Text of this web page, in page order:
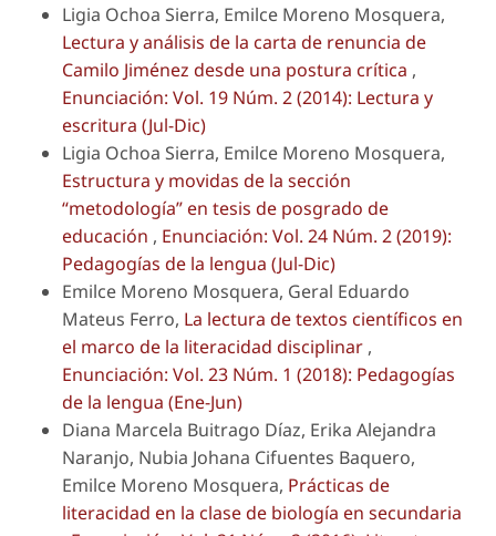
Ligia Ochoa Sierra, Emilce Moreno Mosquera,
Lectura y análisis de la carta de renuncia de
Camilo Jiménez desde una postura crítica ,
Enunciación: Vol. 19 Núm. 2 (2014): Lectura y
escritura (Jul-Dic)
Ligia Ochoa Sierra, Emilce Moreno Mosquera,
Estructura y movidas de la sección
“metodología” en tesis de posgrado de
educación , Enunciación: Vol. 24 Núm. 2 (2019):
Pedagogías de la lengua (Jul-Dic)
Emilce Moreno Mosquera, Geral Eduardo
Mateus Ferro, La lectura de textos científicos en
el marco de la literacidad disciplinar ,
Enunciación: Vol. 23 Núm. 1 (2018): Pedagogías
de la lengua (Ene-Jun)
Diana Marcela Buitrago Díaz, Erika Alejandra
Naranjo, Nubia Johana Cifuentes Baquero,
Emilce Moreno Mosquera, Prácticas de
literacidad en la clase de biología en secundaria